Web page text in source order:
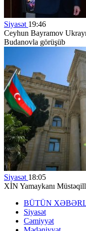
Siyasət 19:46
Ceyhun Bayramov
Budanovla görüşüb
Siyasət 18:05
XİN Yamaykanı
BÜTÜN
Siyasət
Cəmiyyət